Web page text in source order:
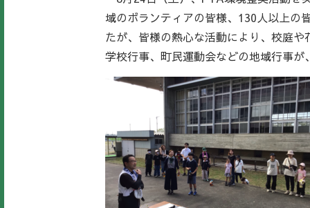
域のボランティアの皆様、130人以上の
たが、皆様の熱心な活動により、校庭
学校行事、町民運動会などの地域行事が